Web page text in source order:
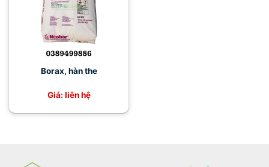
Borax, hàn the
Giá: liên hệ